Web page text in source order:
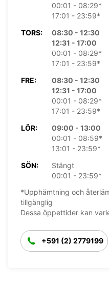
00:01 - 08:29*
17:01 - 23:59*
TORS:
08:30 - 12:30
12:31 - 17:00
00:01 - 08:29*
17:01 - 23:59*
FRE:
08:30 - 12:30
12:31 - 17:00
00:01 - 08:29*
17:01 - 23:59*
LÖR:
09:00 - 13:00
00:01 - 08:59*
13:01 - 23:59*
SÖN:
Stängt
00:01 - 23:59*
*Upphämtning och
tillgänglig
Dessa öppettider kan
+591 (2) 2779199